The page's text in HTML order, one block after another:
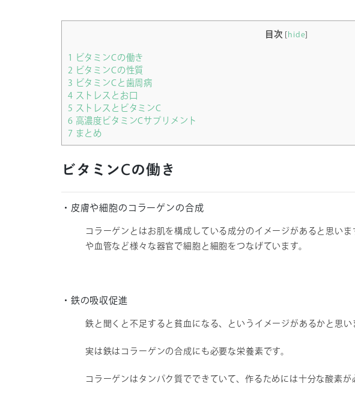
目次 hide
1
ビタミンCの働き
2 ビタミンCの性質
3 ビタミンCと歯周病
4 ストレスとお口
5 ストレスとビタミンC
6 高濃度ビタミンCサプリメント
7 まとめ
ビタミンCの働き
・皮膚や細胞のコラーゲンの合成
コラーゲンとはお肌を構成している成分のイメージがあると思い
や血管など様々な器官で細胞と細胞をつなげています。
・鉄の吸収促進
鉄と聞くと不足すると貧血になる、というイメージがあるかと思い
実は鉄はコラーゲンの合成にも必要な栄養素です。
コラーゲンはタンパク質でできていて、作るためには十分な酸素が